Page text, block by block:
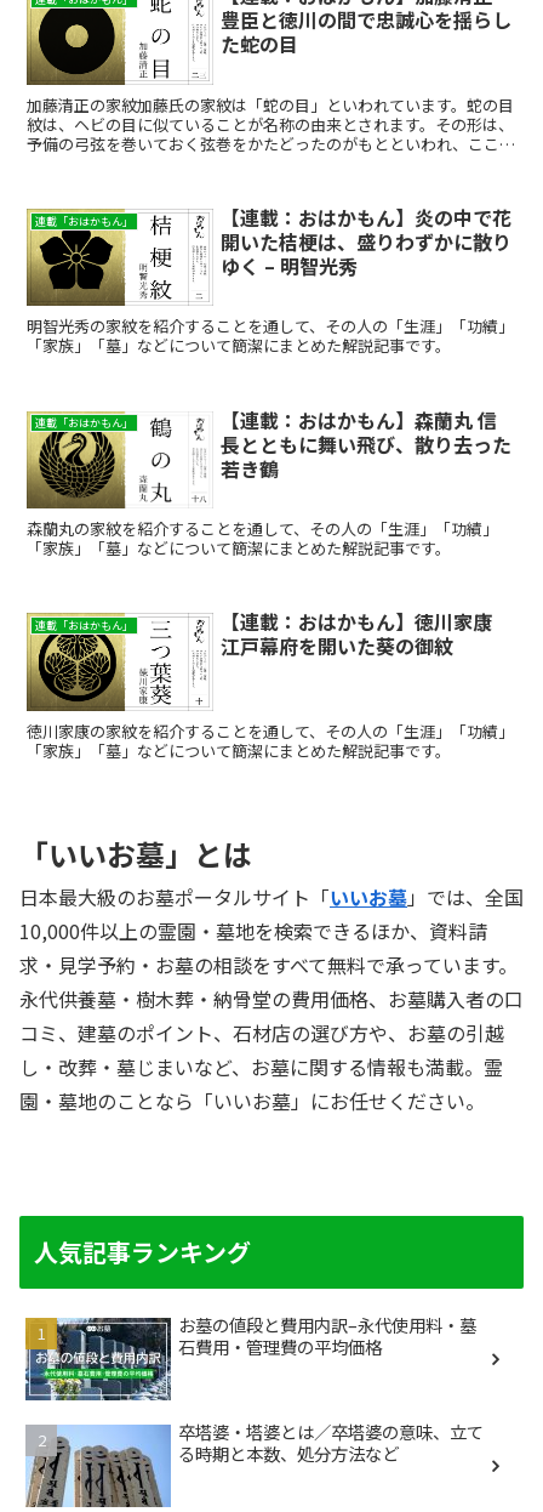
豊臣と徳川の間で忠誠心を揺らし
た蛇の目
加藤清正の家紋加藤氏の家紋は「蛇の目」といわれています。蛇の目
紋は、ヘビの目に似ていることが名称の由来とされます。その形は、
予備の弓弦を巻いておく弦巻をかたどったのがもとといわれ、ここか
連載「おはかもん」
【連載：おはかもん】炎の中で花
開いた桔梗は、盛りわずかに散り
ゆく – 明智光秀
明智光秀の家紋を紹介することを通して、その人の「生涯」「功績」
「家族」「墓」などについて簡潔にまとめた解説記事です。
連載「おはかもん」
【連載：おはかもん】森蘭丸 信
長とともに舞い飛び、散り去った
若き鶴
森蘭丸の家紋を紹介することを通して、その人の「生涯」「功績」
「家族」「墓」などについて簡潔にまとめた解説記事です。
連載「おはかもん」
【連載：おはかもん】徳川家康
江戸幕府を開いた葵の御紋
徳川家康の家紋を紹介することを通して、その人の「生涯」「功績」
「家族」「墓」などについて簡潔にまとめた解説記事です。
「いいお墓」とは
日本最大級のお墓ポータルサイト「いいお墓」では、全国
10,000件以上の霊園・墓地を検索できるほか、資料請
求・見学予約・お墓の相談をすべて無料で承っています。
永代供養墓・樹木葬・納骨堂の費用価格、お墓購入者の口
コミ、建墓のポイント、石材店の選び方や、お墓の引越
し・改葬・墓じまいなど、お墓に関する情報も満載。霊
園・墓地のことなら「いいお墓」にお任せください。
人気記事ランキング
お墓の値段と費用内訳–永代使用料・墓
石費用・管理費の平均価格
卒塔婆・塔婆とは／卒塔婆の意味、立て
る時期と本数、処分方法など